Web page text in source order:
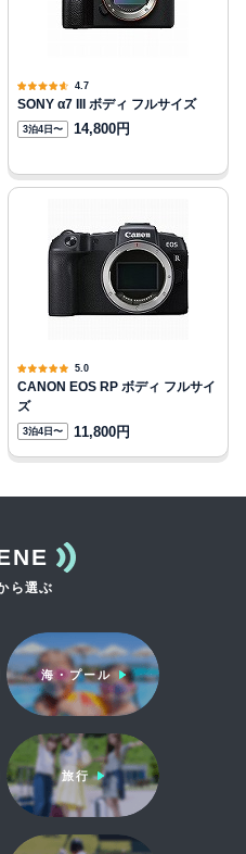
4.7
SONY α7 III ボディ フルサイズ
3泊4日〜 14,800円
5.0
CANON EOS RP ボディ フルサイ
ズ
3泊4日〜 11,800円
ら選ぶ
海・プール
旅行